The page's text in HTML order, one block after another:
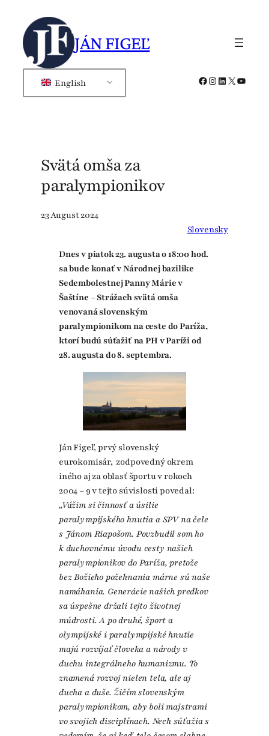
content
JÁN FIGEĽ
English Facebook
Instagram
LinkedIn
X
Svätá omša za
paralympionikov
23 August 2024
Slovensky
Dnes v piatok 23. augusta o 18:00 hod.
sa bude konať v Národnej bazilike
Sedembolestnej Panny Márie v
Šaštíne – Strážach svätá omša
venovaná slovenským
paralympionikom na ceste do Paríža,
ktorí budú súťažiť na PH v Paríži od
28. augusta do 8. septembra.
Ján Figeľ, prvý slovenský
eurokomisár, zodpovedný okrem
iného aj za oblasť športu v rokoch
2004 – 9 v tejto súvislosti povedal:
„Vážim si činnosť a úsilie
paralympijského hnutia a SPV na čele
s Jánom Riapošom. Povzbudil som ho
k duchovnému úvodu cesty našich
paralympionikov do Paríža, pretože
bez Božieho požehnania márne sú naše
namáhania. Generácie našich predkov
sa úspešne držali tejto životnej
múdrosti. A po druhé, šport a
olympijské i paralympijské hnutie
majú rozvíjať človeka a národy v
duchu integrálneho humanizmu. To
znamená rozvoj nielen tela, ale aj
ducha a duše. Žičím slovenským
paralympionikom, aby boli majstrami
vo svojich disciplínach. Nech súťažia s